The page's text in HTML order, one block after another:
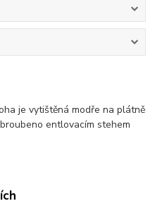
je vytištěná modře na plátně
entlovacím stehem